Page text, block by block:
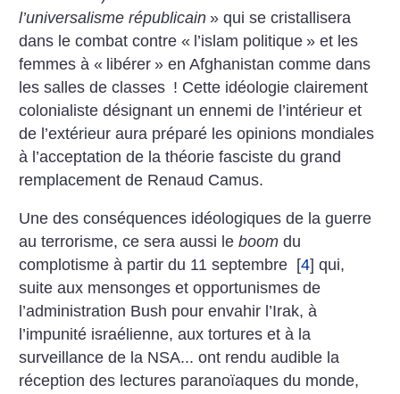
l’universalisme républicain » qui se cristallisera
dans le combat contre « l’islam politique » et les
femmes à « libérer » en Afghanistan comme dans
les salles de classes ! Cette idéologie clairement
colonialiste désignant un ennemi de l’intérieur et
de l’extérieur aura préparé les opinions mondiales
à l’acceptation de la théorie fasciste du grand
remplacement de Renaud Camus.
Une des conséquences idéologiques de la guerre
au terrorisme, ce sera aussi leboom du
complotisme à partir du 11 septembre [4] qui,
suite aux mensonges et opportunismes de
l’administration Bush pour envahir l’Irak, à
l’impunité israélienne, aux tortures et à la
surveillance de la NSA... ont rendu audible la
réception des lectures paranoïaques du monde,